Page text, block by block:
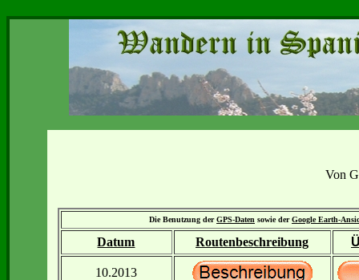
Von
Die Benutzung derGPS-Daten sowie derGoogle Earth-
Datum Routenbeschreibung
10.2013